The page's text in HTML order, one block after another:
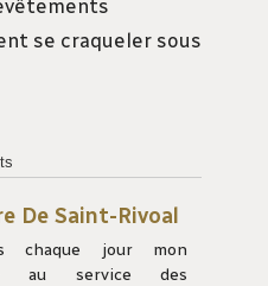
se craqueler sous
De Saint-Rivoal
chaque jour mon
au service des